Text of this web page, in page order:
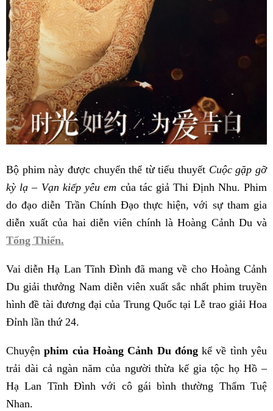
Bộ phim này được chuyển thể từ tiểu thuyết Cuộc gặp gỡ
kỳ lạ – Vạn kiếp yêu em của tác giả Thi Định Nhu. Phim
do đạo diễn Trần Chính Đạo thực hiện, với sự tham gia
diễn xuất của hai diễn viên chính là Hoàng Cảnh Du và
Tống Thiến.
Vai diễn Hạ Lan Tĩnh Đình đã mang về cho Hoàng Cảnh
Du giải thưởng Nam diễn viên xuất sắc nhất phim truyền
hình đề tài đương đại của Trung Quốc tại Lễ trao giải Hoa
Đỉnh lần thứ 24.
Chuyệnphim của Hoàng Cảnh Du đóngkể về tình yêu
trải dài cả ngàn năm của người thừa kế gia tộc họ Hồ –
Hạ Lan Tĩnh Đình với cô gái bình thường Thẩm Tuệ
Nhan.